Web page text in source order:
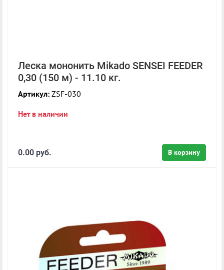
Леска мононить Mikado SENSEI FEEDER
0,30 (150 м) - 11.10 кг.
Артикул: ZSF-030
Нет в наличии
В корзину
0.00 руб.